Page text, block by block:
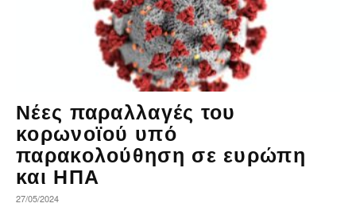
Νέες παραλλαγές του
κορωνοϊού υπό
παρακολούθηση σε ευρώπη
και ΗΠΑ
27/05/2024